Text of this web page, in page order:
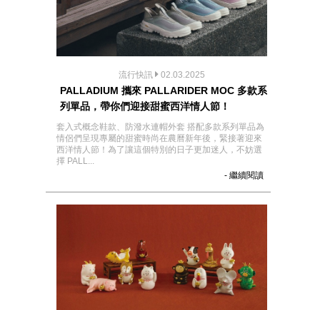
流行快訊 02.03.2025
PALLADIUM 攜來 PALLARIDER MOC 多款系
列單品，帶你們迎接甜蜜西洋情人節！
套入式概念鞋款、防潑水連帽外套 搭配多款系列單品為
情侶們呈現專屬的甜蜜時尚在農曆新年後，緊接著迎來
西洋情人節！為了讓這個特別的日子更加迷人，不妨選
擇 PALL...
- 繼續閱讀